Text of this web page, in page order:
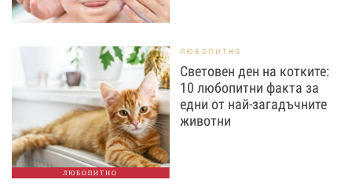
ЛЮБОПИТНО
ЛЮБОПИТНО
Световен ден на котките:
10 любопитни факта за
едни от най-загадъчните
животни